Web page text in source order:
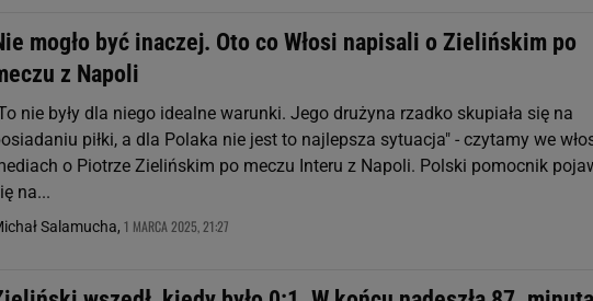
mogło być inaczej. Oto co Włosi napisali o Zielińskim po
z Napoli
nie były dla niego idealne warunki. Jego drużyna rzadko skupiała się na
piłki, a dla Polaka nie jest to najlepsza sytuacja" - czytamy we
o Piotrze Zielińskim po meczu Interu z Napoli. Polski pomocnik
na...
Salamucha, 1 MARCA 2025, 21:27